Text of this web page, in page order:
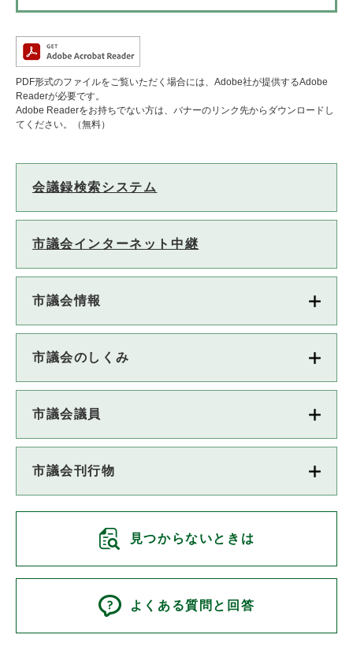
PDF形式のファイルをご覧いただく場合には、Adobe社が提供するAdobe
Readerが必要です。
Adobe Readerをお持ちでない方は、バナーのリンク先からダウンロードし
てください。（無料）
会議録検索システム
市議会インターネット中継
市議会情報
市議会のしくみ
市議会議員
市議会刊行物
見つからないときは
よくある質問と回答